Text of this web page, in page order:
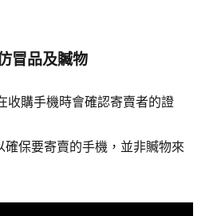
冒品及贓物
收購手機時會確認寄賣者的證
確保要寄賣的手機，並非贓物來